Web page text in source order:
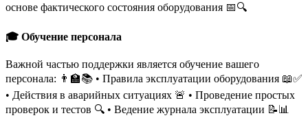
основе фактического состояния оборудования 📅🔍
🎓 Обучение персонала
Важной частью поддержки является обучение вашего
персонала: 👨‍🏫📚 • Правила эксплуатации оборудования 📖✅
• Действия в аварийных ситуациях 🚨 • Проведение простых
проверок и тестов 🔍 • Ведение журнала эксплуатации 📝📊